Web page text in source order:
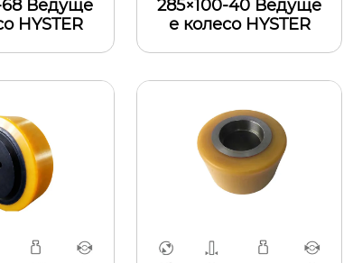
68 Ведуще
HYSTER
285×100-40 Ведуще
е колесо HYSTER